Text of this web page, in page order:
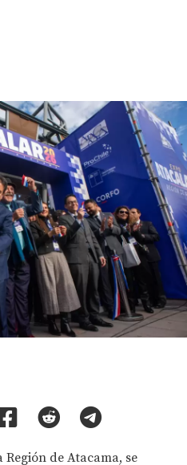
de Atacama, se